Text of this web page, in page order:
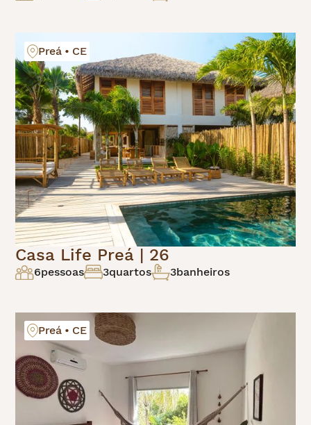
Preá • CE
Casa Life Preá | 26
6pessoas 3quartos 3banheiros
Preá • CE